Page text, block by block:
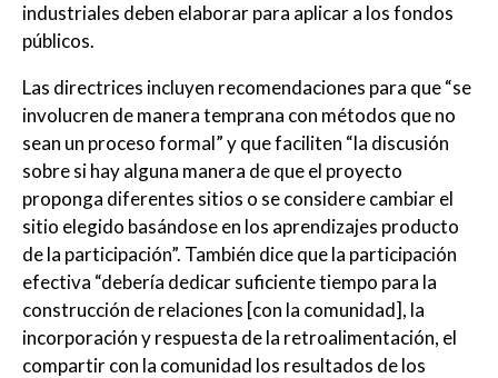
industriales deben elaborar para aplicar a los fondos
públicos.
Las directrices incluyen recomendaciones para que “se
involucren de manera temprana con métodos que no
sean un proceso formal” y que faciliten “la discusión
sobre si hay alguna manera de que el proyecto
proponga diferentes sitios o se considere cambiar el
sitio elegido basándose en los aprendizajes producto
de la participación”. También dice que la participación
efectiva “debería dedicar suficiente tiempo para la
construcción de relaciones [con la comunidad], la
incorporación y respuesta de la retroalimentación, el
compartir con la comunidad los resultados de los